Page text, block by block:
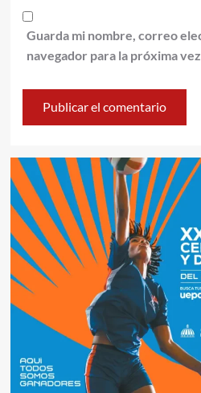
Guarda mi nombre, correo
navegador para la próxima